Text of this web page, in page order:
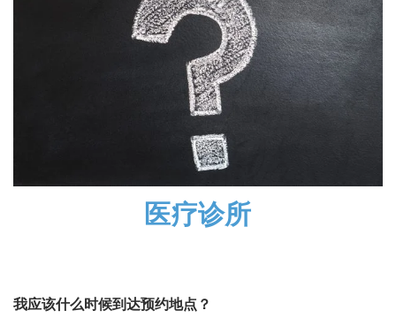
医疗诊所
我应该什么时候到达预约地点？